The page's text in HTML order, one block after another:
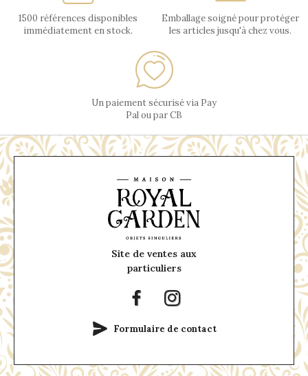
1500 références disponibles
immédiatement en stock.
Emballage soigné pour protéger
les articles jusqu'à chez vous.
Un paiement sécurisé via Pay
Pal ou par CB
Site de ventes aux
particuliers
Formulaire de contact